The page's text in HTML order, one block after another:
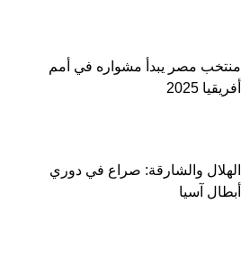
منتخب مصر يبدأ مشواره في أمم
أفريقيا 2025
الهلال والشارقة: صراع في دوري
أبطال آسيا